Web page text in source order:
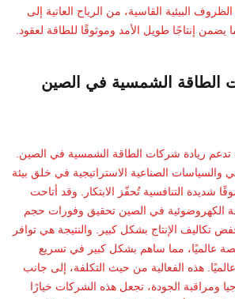
البيئية القاسية، من الرياح العاتية إلى
يضمن إنتاجًا طويل الأمد وموثوقًا للطاقة لعقود.
الطاقة الشمسية في الصين
تدعم ريادة شركات الطاقة الشمسية في الصين.
والسياسات الصناعية الاستراتيجية في خلق بيئة
شديدة التنافسية تُحفّز الابتكار. وقد أتاحت
الكهروضوئية في الصين تحقيق وفورات حجم
تكاليف الإنتاج بشكل كبير. والنتيجة هي توافر
عالميًا، مما ساهم بشكل كبير في تسريع
هذه الفعالية من حيث التكلفة، إلى جانب
ومراقبة الجودة، تجعل هذه الشركات خيارًا